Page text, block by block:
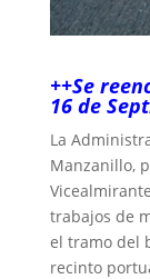
++Se
16 de
La
Manzanillo,
trabajos de
el tramo del
recinto